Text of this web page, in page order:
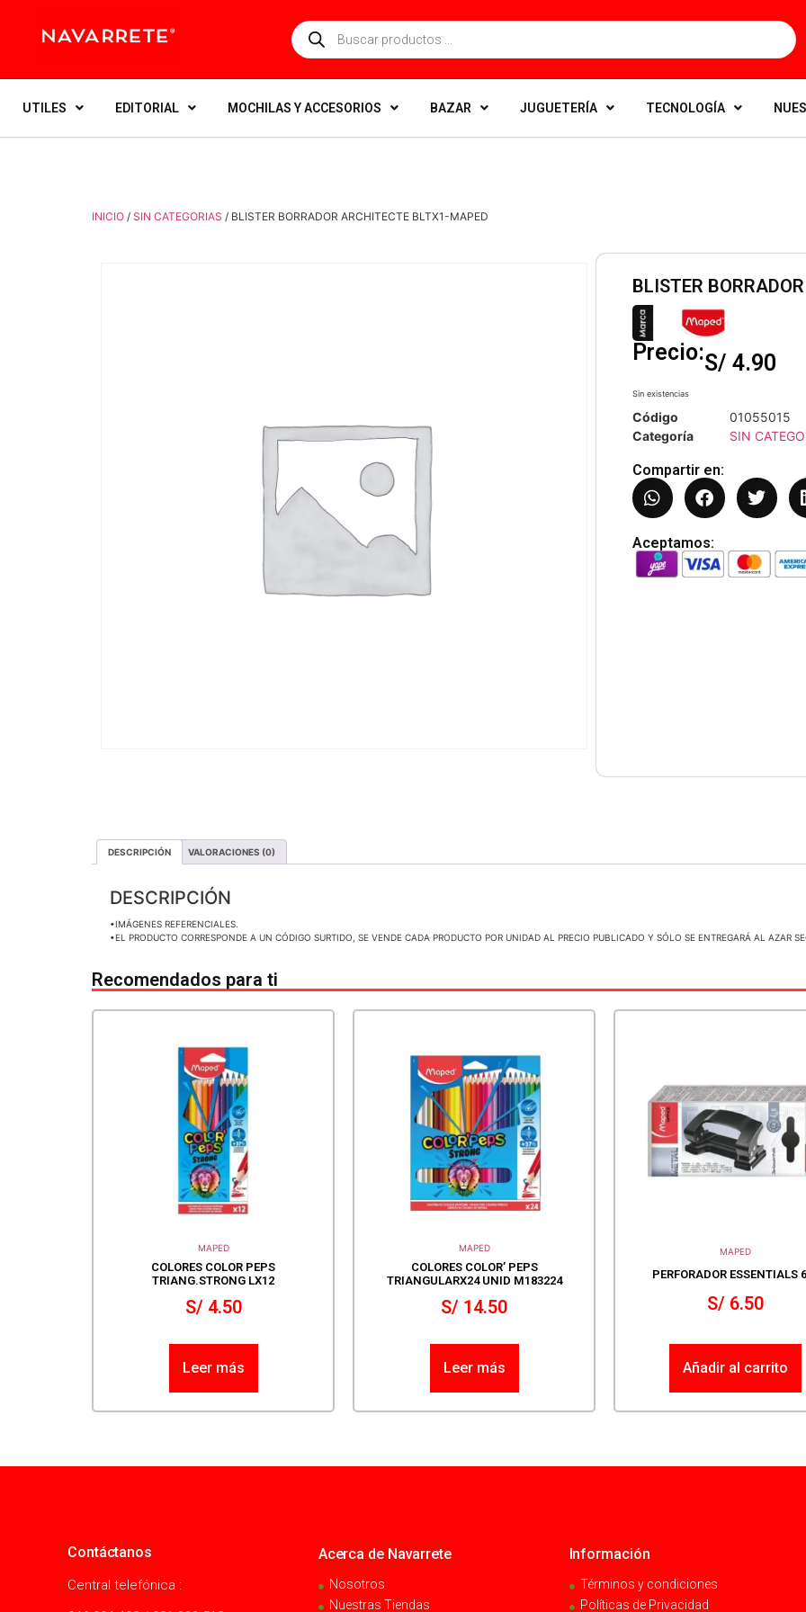
UTILES EDITORIAL MOCHILAS Y ACCESORIOS BAZAR JUGUETERÍA TECNOLOGÍA
INICIO / SIN CATEGORIAS / BLISTER BORRADOR ARCHITECTE BLTX1-MAPED
BLISTER
Precio:S/ 4.90
Sin existencias
Código
01055015
Categoría
SIN
Compartir en:
Aceptamos:
DESCRIPCIÓN VALORACIONES (0)
DESCRIPCIÓN
•IMÁGENES REFERENCIALES.
•EL PRODUCTO CORRESPONDE A UN CÓDIGO SURTIDO, SE VENDE CADA PRODUCTO POR UNIDAD AL PRECIO PUBLICADO Y SÓLO SE ENTREGARÁ AL AZAR
Recomendados para ti
MAPED
COLORES COLOR PEPS
TRIANG.STRONG LX12
S/4.50
Leer más
MAPED
COLORES COLOR’ PEPS
TRIANGULARX24 UNID M183224
S/ 14.50
Leer más
MAPED
PERFORADOR ESSENTIALS
S/6.50
Añadir al carrito
Contáctanos
Central telefónica :
Acerca de Navarrete
Nosotros
Nuestras Tiendas
Información
Términos y condiciones
Políticas de Privacidad